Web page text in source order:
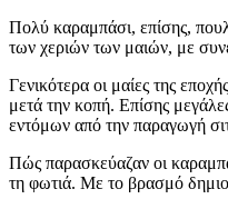
Πολύ καραμπάσι, επίσης,
των χεριών των μαιών, με
Γενικότερα οι μαίες της
μετά την κοπή. Επίσης
εντόμων από την παραγωγή
Πώς παρασκεύαζαν οι
τη φωτιά. Με το βρασμό